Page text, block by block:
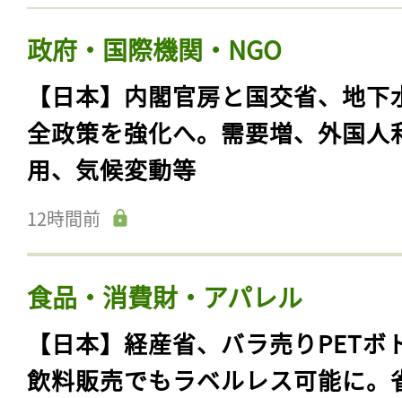
政府・国際機関・NGO
【日本】内閣官房と国交省、地下
全政策を強化へ。需要増、外国人
用、気候変動等
12時間前
食品・消費財・アパレル
【日本】経産省、バラ売りPETボ
飲料販売でもラベルレス可能に。